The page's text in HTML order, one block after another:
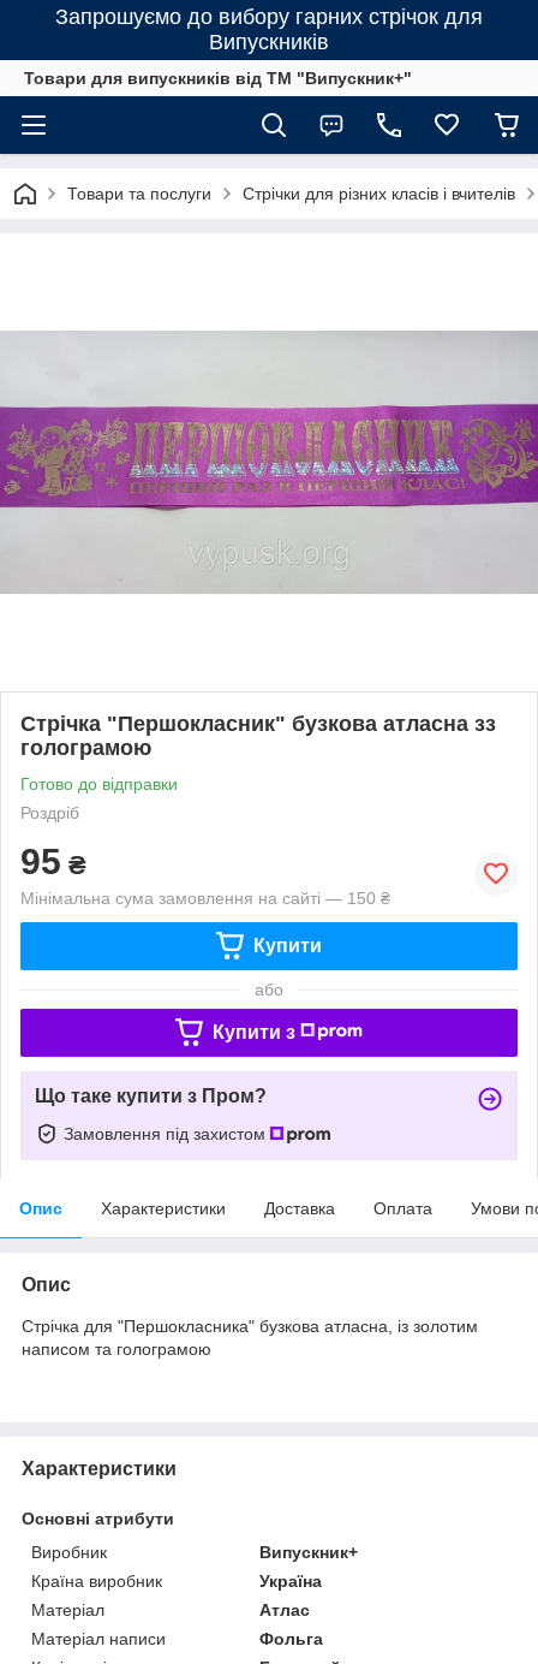
Запрошуємо до вибору гарних стрічок для
Випускників
Товари для випускників від ТМ "Випускник+"
Товари та послуги Стрічки для різних класів і вчителів
Стрічка "Першокласник" бузкова атласна зз
голограмою
Готово до відправки
Роздріб
95 ₴
Мінімальна сума замовлення на сайті — 150 ₴
Купити
або
Купити з
Що таке купити з Пром?
Замовлення під захистом
Опис Характеристики Доставка Оплата Умови
Опис
Стрічка для "Першокласника" бузкова атласна, із золотим
написом та голограмою
Характеристики
Основні атрибути
Виробник
Випускник+
Країна виробник
Україна
Матеріал
Атлас
Матеріал написи
Фольга